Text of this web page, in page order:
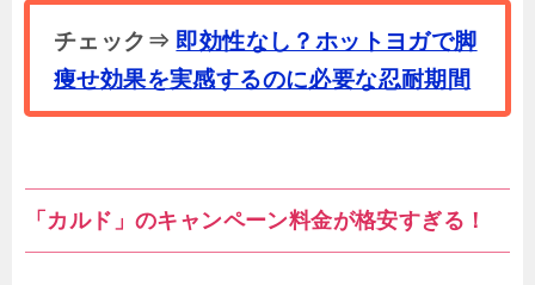
チェック⇒ 即効性なし？ホットヨガで脚
痩せ効果を実感するのに必要な忍耐期間
「カルド」のキャンペーン料金が格安すぎる！